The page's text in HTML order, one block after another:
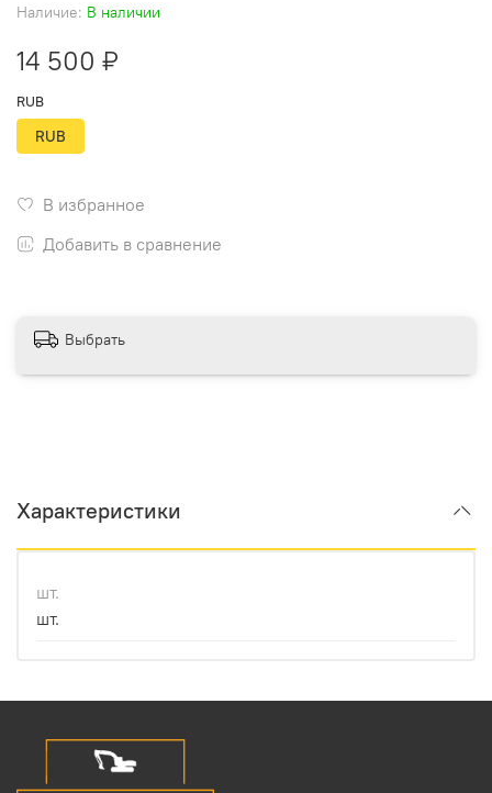
Наличие: В наличии
14 500 ₽
В избранное
Добавить в сравнение
RUB
RUB
Выбрать
Характеристики
шт.
шт.